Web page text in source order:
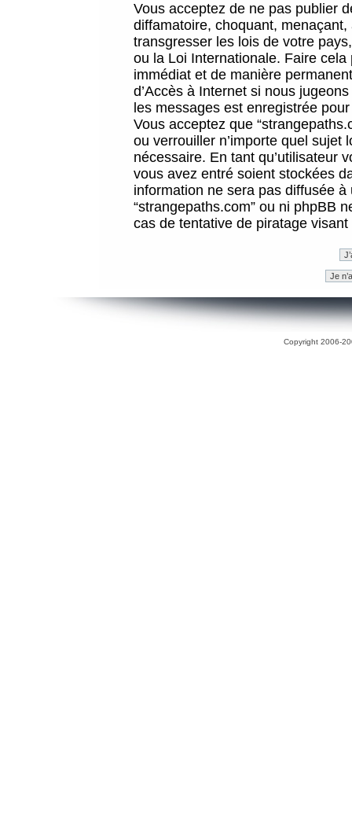
Vous acceptez de ne pas publier
diffamatoire, choquant,
transgresser les lois de votre
ou la Loi Internationale. Faire
immédiat et de manière
d’Accès à Internet si nous
les messages est enregistrée
Vous acceptez que
ou verrouiller n’importe quel sujet
nécessaire. En tant qu’utilisateur
vous avez entré soient stockées
information ne sera pas diffusée
“strangepaths.com” ou ni phpBB
cas de tentative de piratage
Copyright 2006-